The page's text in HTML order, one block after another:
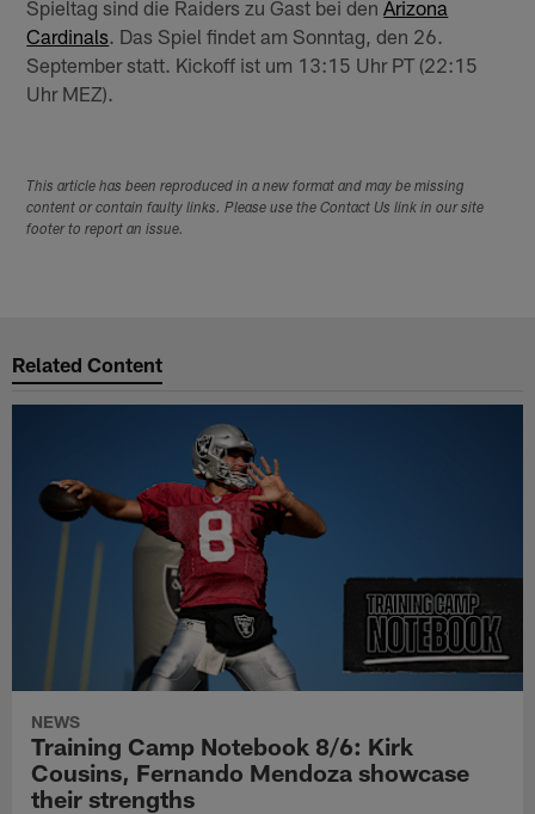
Spieltag sind die Raiders zu Gast bei den Arizona
Cardinals . Das Spiel findet am Sonntag, den 26.
September statt. Kickoff ist um 13:15 Uhr PT (22:15
Uhr MEZ).
This article has been reproduced in a new format and may be missing
content or contain faulty links. Please use the Contact Us link in our site
footer to report an issue.
Related Content
NEWS
Training Camp Notebook 8/6: Kirk
Cousins, Fernando Mendoza showcase
their strengths